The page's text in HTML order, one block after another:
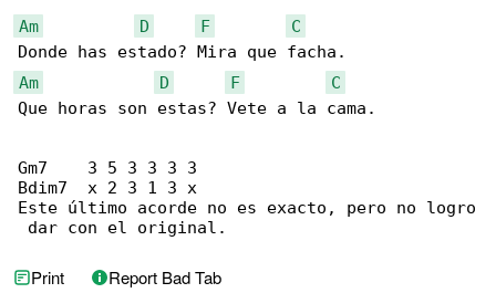
Am D F
C
Am
D F
C
Que horas son estas? Vete a la cama.
Gm7    3 5 3 3 3 3
Bdim7  x 2 3 1 3 x
Este último acorde no es exacto, pero no logro
dar con el original.
Print Report Bad Tab